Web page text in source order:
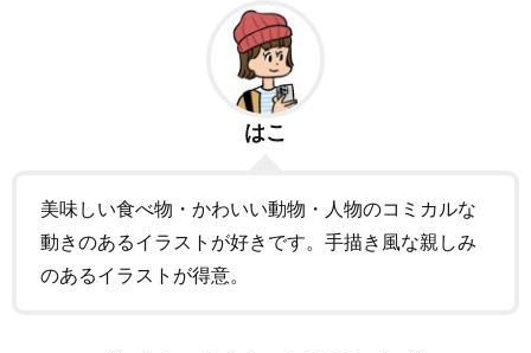
はこ
美味しい食べ物・かわいい動物・人物のコミカルな
動きのあるイラストが好きです。手描き風な親しみ
のあるイラストが得意。